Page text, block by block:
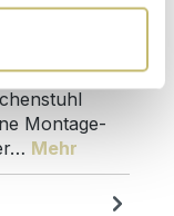
Montage-
Mehr